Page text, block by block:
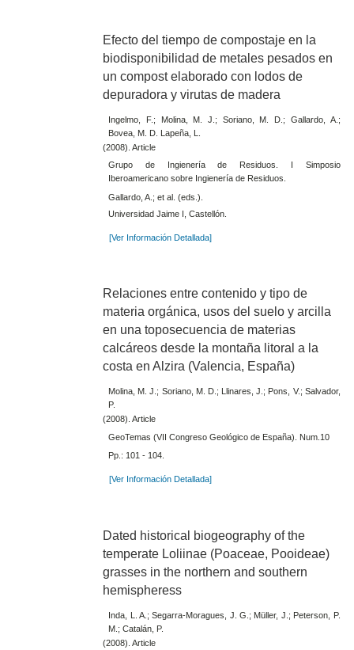
Efecto del tiempo de compostaje en la
biodisponibilidad de metales pesados en
un compost elaborado con lodos de
depuradora y virutas de madera
Ingelmo, F.; Molina, M. J.; Soriano, M. D.; Gallardo, A.;
Bovea, M. D. Lapeña, L.
(2008). Article
Grupo de Ingienería de Residuos. I Simposio
Iberoamericano sobre Ingienería de Residuos.
Gallardo, A.; et al. (eds.).
Universidad Jaime I, Castellón.
[Ver Información Detallada]
Relaciones entre contenido y tipo de
materia orgánica, usos del suelo y arcilla
en una toposecuencia de materias
calcáreos desde la montaña litoral a la
costa en Alzira (Valencia, España)
Molina, M. J.; Soriano, M. D.; Llinares, J.; Pons, V.; Salvador,
P.
(2008). Article
GeoTemas (VII Congreso Geológico de España). Num.10
Pp.: 101 - 104.
[Ver Información Detallada]
Dated historical biogeography of the
temperate Loliinae (Poaceae, Pooideae)
grasses in the northern and southern
hemispheress
Inda, L. A.; Segarra-Moragues, J. G.; Müller, J.; Peterson, P.
M.; Catalán, P.
(2008). Article